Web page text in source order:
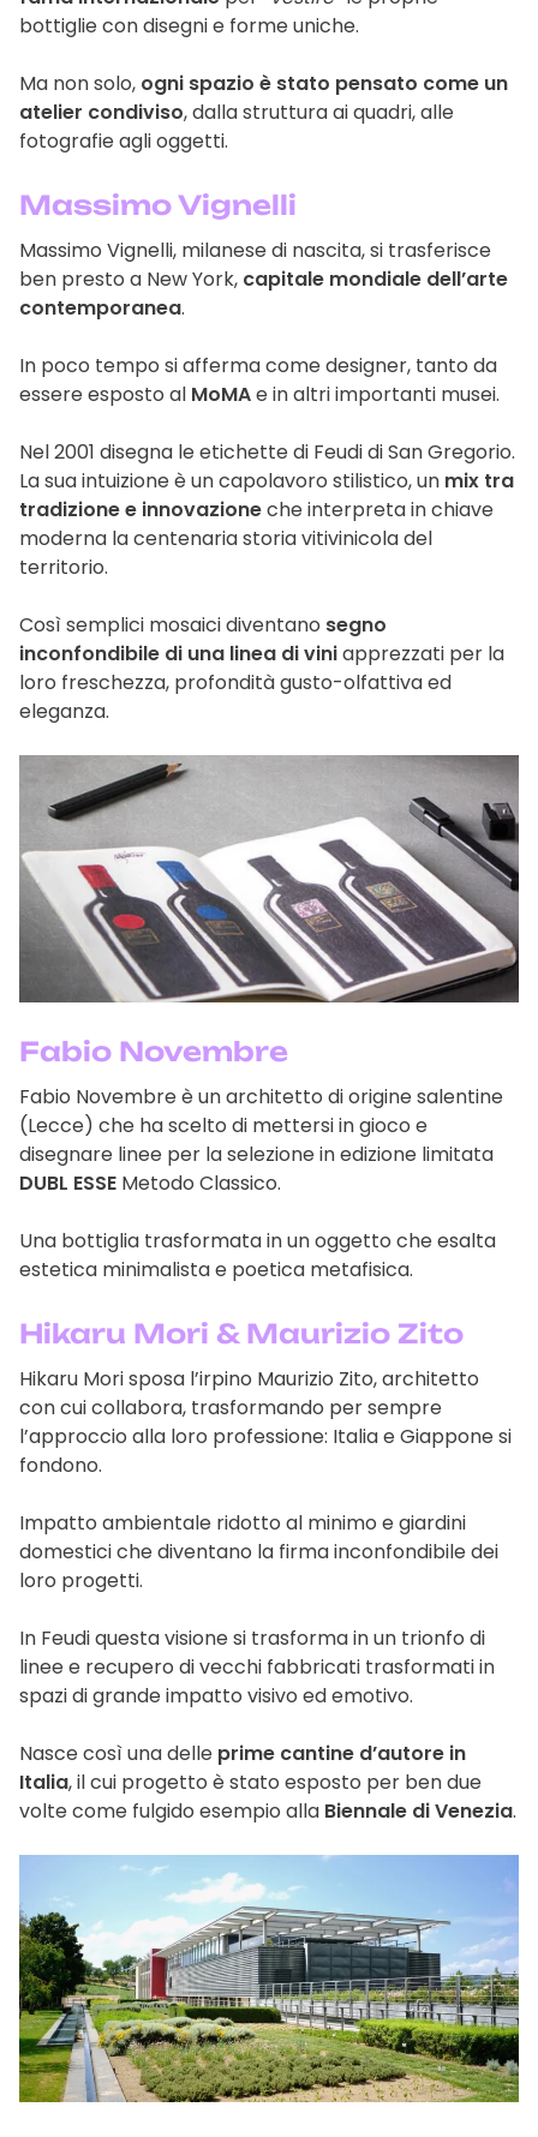
bottiglie con disegni e forme uniche.
Ma non solo, ogni spazio è stato pensato come un
atelier condiviso, dalla struttura ai quadri, alle
fotografie agli oggetti.
Massimo Vignelli
Massimo Vignelli, milanese di nascita, si trasferisce
ben presto a New York, capitale mondiale dell’arte
contemporanea.
In poco tempo si afferma come designer, tanto da
essere esposto al MoMAe in altri importanti musei.
Nel 2001 disegna le etichette di Feudi di San Gregorio.
La sua intuizione è un capolavoro stilistico, un mix tra
tradizione e innovazioneche interpreta in chiave
moderna la centenaria storia vitivinicola del
territorio.
Così semplici mosaici diventano segno
inconfondibile di una linea di viniapprezzati per la
loro freschezza, profondità gusto-olfattiva ed
eleganza.
Fabio Novembre
Fabio Novembre è un architetto di origine salentine
(Lecce) che ha scelto di mettersi in gioco e
disegnare linee per la selezione in edizione limitata
DUBL ESSE Metodo Classico.
Una bottiglia trasformata in un oggetto che esalta
estetica minimalista e poetica metafisica.
Hikaru Mori & Maurizio Zito
Hikaru Mori sposa l’irpino Maurizio Zito, architetto
con cui collabora, trasformando per sempre
l’approccio alla loro professione: Italia e Giappone si
fondono.
Impatto ambientale ridotto al minimo e giardini
domestici che diventano la firma inconfondibile dei
loro progetti.
In Feudi questa visione si trasforma in un trionfo di
linee e recupero di vecchi fabbricati trasformati in
spazi di grande impatto visivo ed emotivo.
Nasce così una delle prime cantine d’autore in
Italia, il cui progetto è stato esposto per ben due
volte come fulgido esempio alla Biennale di Venezia.